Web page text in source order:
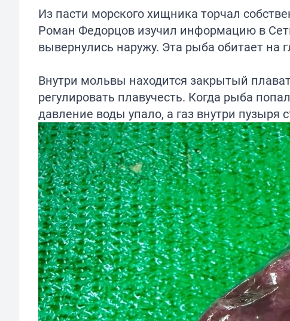
Из пасти морского хищника торчал
Роман Федорцов изучил информацию в
вывернулись наружу. Эта рыба обитает на
Внутри мольвы находится закрытый
регулировать плавучесть. Когда рыба
давление воды упало, а газ внутри пузыря